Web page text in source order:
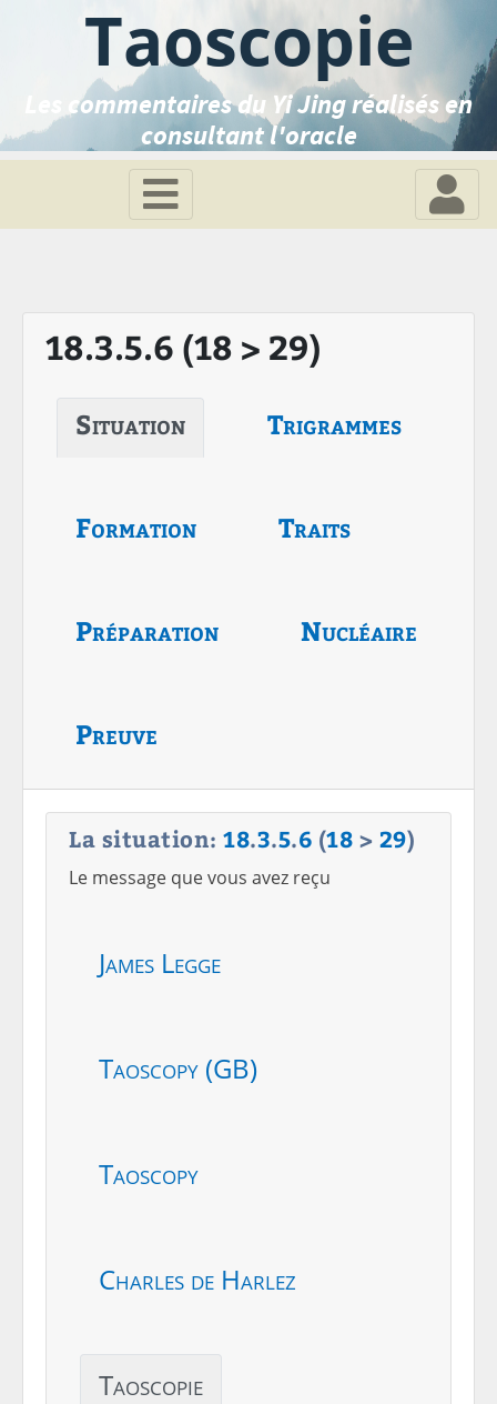
Taoscopie
Les commentaires du Yi Jing réalisés en
consultant l'oracle
18.3.5.6 (18 > 29)
Situation Trigrammes
Formation Traits
Préparation Nucléaire
Preuve
La situation: 18.3.5.6 (18 > 29)
Le message que vous avez reçu
James Legge
Taoscopy (GB)
Taoscopy
Charles de Harlez
Taoscopie